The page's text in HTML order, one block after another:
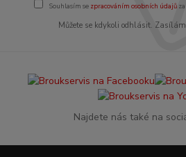
Souhlasím se zpracováním osobních údajůza
Můžete se kdykoli odhlásit.
Najdete nás také na